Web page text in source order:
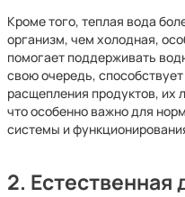
Кроме того, теплая вода
организм, чем холодная,
помогает поддерживать
свою очередь,
расщепления продуктов, их
что особенно важно для
системы и
2. Естественная